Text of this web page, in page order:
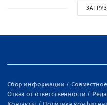
Сбор информации
Отказ от ответственности